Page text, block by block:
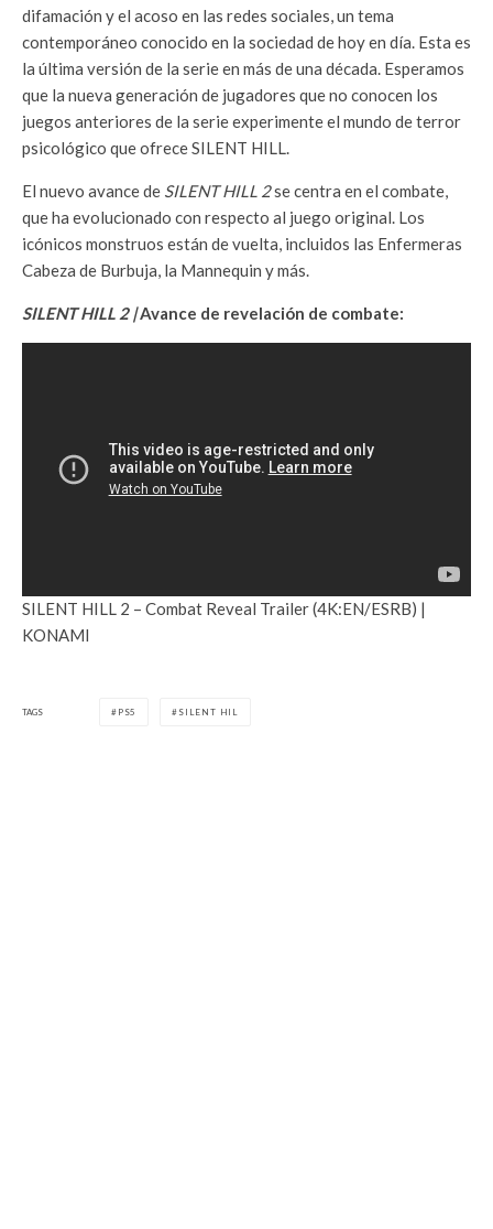
difamación y el acoso en las redes sociales, un tema
contemporáneo conocido en la sociedad de hoy en día. Esta es
la última versión de la serie en más de una década. Esperamos
que la nueva generación de jugadores que no conocen los
juegos anteriores de la serie experimente el mundo de terror
psicológico que ofrece SILENT HILL.
El nuevo avance de SILENT HILL 2se centra en el combate,
que ha evolucionado con respecto al juego original. Los
icónicos monstruos están de vuelta, incluidos las Enfermeras
Cabeza de Burbuja, la Mannequin y más.
SILENT HILL 2 |Avance de revelación de combate:
SILENT HILL 2 – Combat Reveal Trailer (4K:EN/ESRB) |
KONAMI
TAGS PS5 SILENT HIL